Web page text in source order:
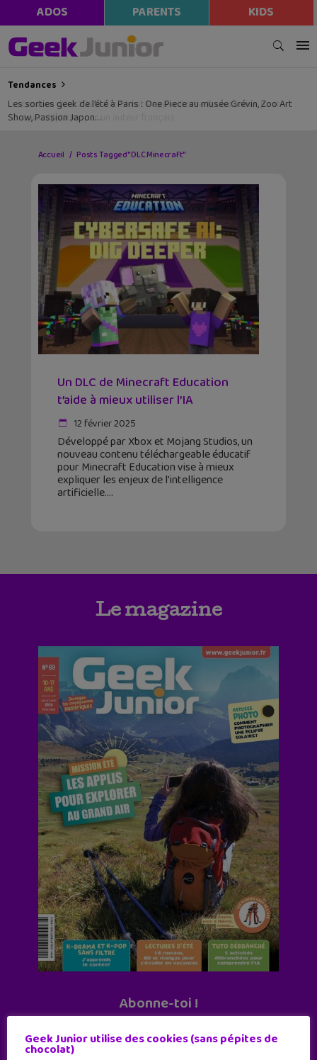
ADOS PARENTS KIDS
Tendances
Les sorties geek de l’été à Paris : One Piece au musée Grévin, Zoo Art
Show, Passion Japon…
Accueil Posts Tagged "DLC Minecraft"
Un DLC de Minecraft Education
t’aide à mieux utiliser l’IA
12 février 2025
Développé par Xbox et Mojang Studios, un
nouveau contenu téléchargeable éducatif
pour Minecraft Education vise à mieux
expliquer les enjeux de l'intelligence
artificielle.
Le magazine
Abonne-toi !
Geek Junior utilise des cookies (sans pépites de
chocolat)